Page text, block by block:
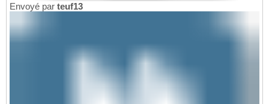
Envoyé par teuf13